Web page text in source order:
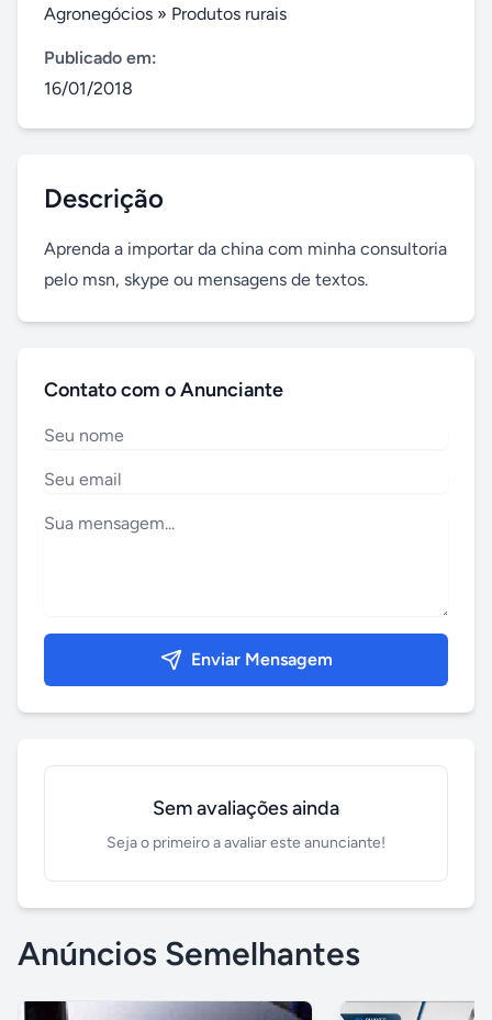
Agronegócios » Produtos rurais
Publicado em:
16/01/2018
Descrição
Aprenda a importar da china com minha consultoria
pelo msn, skype ou mensagens de textos.
Contato com o Anunciante
Enviar Mensagem
Sem avaliações ainda
Seja o primeiro a avaliar este anunciante!
Anúncios Semelhantes